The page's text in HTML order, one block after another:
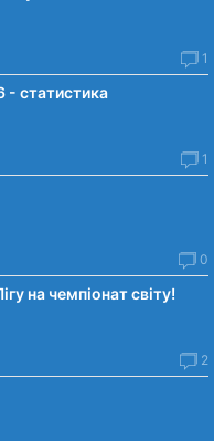
1
- статистика
1
0
на чемпіонат світу!
2